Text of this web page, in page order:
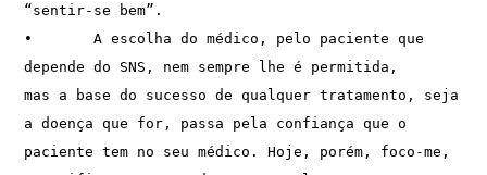
“sentir-se bem”.
•	A escolha do médico, pelo paciente que
depende do SNS, nem sempre lhe é permitida,
mas a base do sucesso de qualquer tratamento, seja
a doença que for, passa pela confiança que o
paciente tem no seu médico. Hoje, porém, foco-me,